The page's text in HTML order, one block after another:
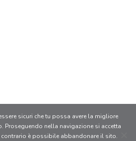
sicuri che tu possa avere la migliore
Proseguendo nella navigazione si accetta
contrario è possibile abbandonare il sito.